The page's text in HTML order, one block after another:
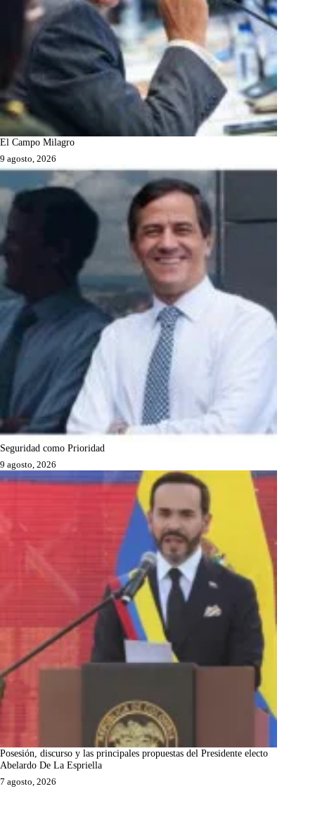
El Campo Milagro
9 agosto, 2026
Seguridad como Prioridad
9 agosto, 2026
Posesión, discurso y las principales propuestas del Presidente electo
Abelardo De La Espriella
7 agosto, 2026